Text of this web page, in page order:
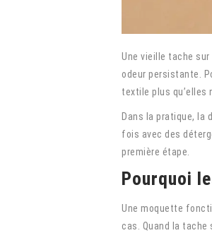
Une vieille tache
odeur persistante.
textile plus qu’elles
Dans la pratique, la
fois avec des
première étape.
Pourquoi
Une moquette
cas. Quand la